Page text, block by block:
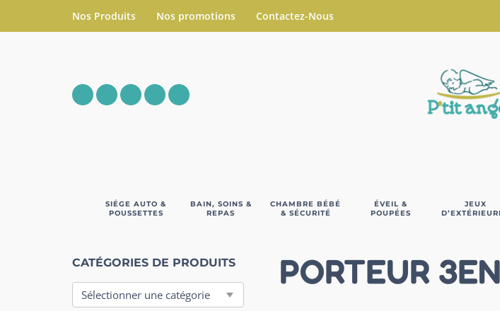
Nos Produits Nos promotions Contactez-Nous
SIÉGE AUTO &
POUSSETTES
BAIN, SOINS &
REPAS
CHAMBRE BÉBÉ
& SÉCURITÉ
ÉVEIL &
POUPÉES
JEUX
CATÉGORIES DE PRODUITS PORTEUR